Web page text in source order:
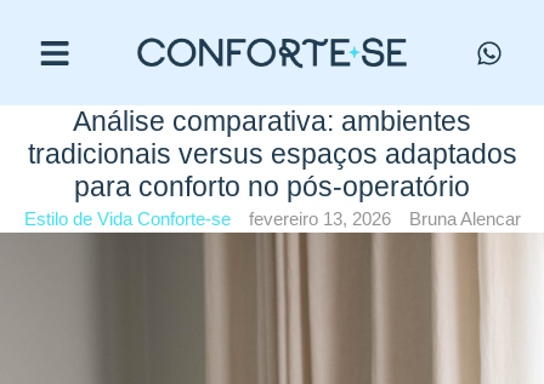
Análise comparativa: ambientes
tradicionais versus espaços adaptados
para conforto no pós-operatório
Estilo de Vida Conforte-se fevereiro 13, 2026 Bruna Alencar